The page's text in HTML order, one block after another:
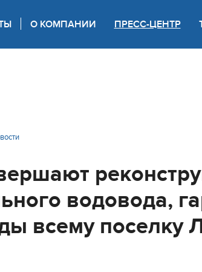
О КОМПАНИИ ПРЕСС-ЦЕНТР
водовода,
всему поселку